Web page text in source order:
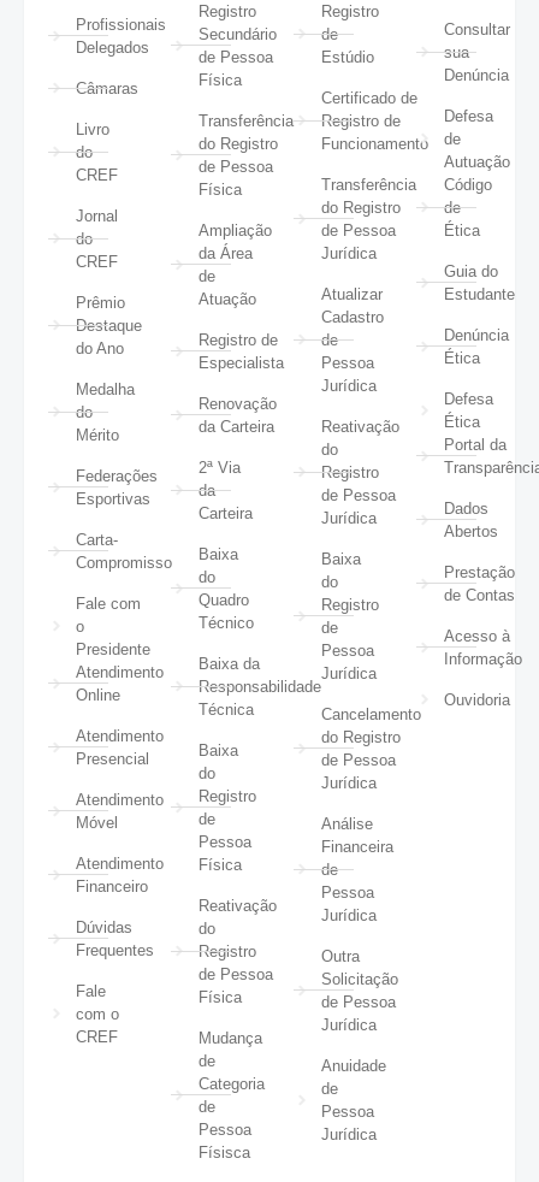
Profissionais
Delegados
Câmaras
Livro
do
CREF
Jornal
do
CREF
Prêmio
Destaque
do Ano
Medalha
do
Mérito
Federações
Esportivas
Carta-
Compromisso
Fale com
o
Presidente
Atendimento
Online
Atendimento
Presencial
Atendimento
Móvel
Atendimento
Financeiro
Dúvidas
Frequentes
Fale
com o
CREF
Registro
Secundário
de Pessoa
Física
Transferência
do Registro
de Pessoa
Física
Ampliação
da Área
de
Atuação
Registro de
Especialista
Renovação
da Carteira
2ª Via
da
Carteira
Baixa
do
Quadro
Técnico
Baixa da
Responsabilidade
Técnica
Baixa
do
Registro
de
Pessoa
Física
Reativação
do
Registro
de Pessoa
Física
Mudança
de
Categoria
de
Pessoa
Físisca
Registro
de
Estúdio
Certificado de
Registro de
Funcionamento
Transferência
do Registro
de Pessoa
Jurídica
Atualizar
Cadastro
de
Pessoa
Jurídica
Reativação
do
Registro
de Pessoa
Jurídica
Baixa
do
Registro
de
Pessoa
Jurídica
Cancelamento
do Registro
de Pessoa
Jurídica
Análise
Financeira
de
Pessoa
Jurídica
Outra
Solicitação
de Pessoa
Jurídica
Anuidade
de
Pessoa
Jurídica
Consultar
sua
Denúncia
Defesa
de
Autuação
Código
de
Ética
Guia do
Estudante
Denúncia
Ética
Defesa
Ética
Portal da
Dados
Abertos
Prestação
de Contas
Acesso à
Informação
Ouvidoria